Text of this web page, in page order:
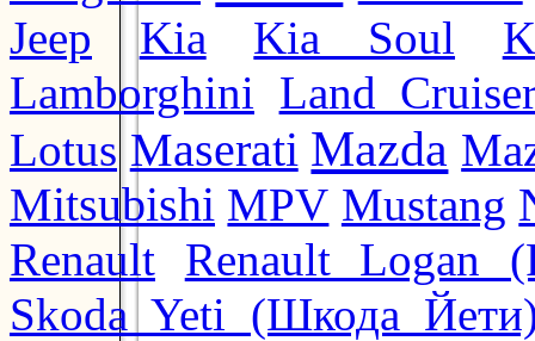
Jeep
Kia Kia Soul
Lamborghini Land
Lotus Maserati Mazda
Mitsubishi MPV Mustang
Renault
Renault Logan
Skoda Yeti (Шкода